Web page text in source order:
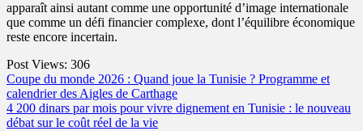
apparaît ainsi autant comme une opportunité d’image internationale
que comme un défi financier complexe, dont l’équilibre économique
reste encore incertain.
Post Views: 306
Post
navigation
Coupe du monde 2026 : Quand joue la Tunisie ? Programme et
calendrier des Aigles de Carthage
4 200 dinars par mois pour vivre dignement en Tunisie : le nouveau
débat sur le coût réel de la vie